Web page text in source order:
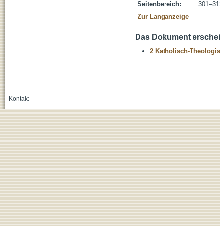
Seitenbereich:
Zur Langanzeige
Das Dokument
2 Katholisch-
Kontakt